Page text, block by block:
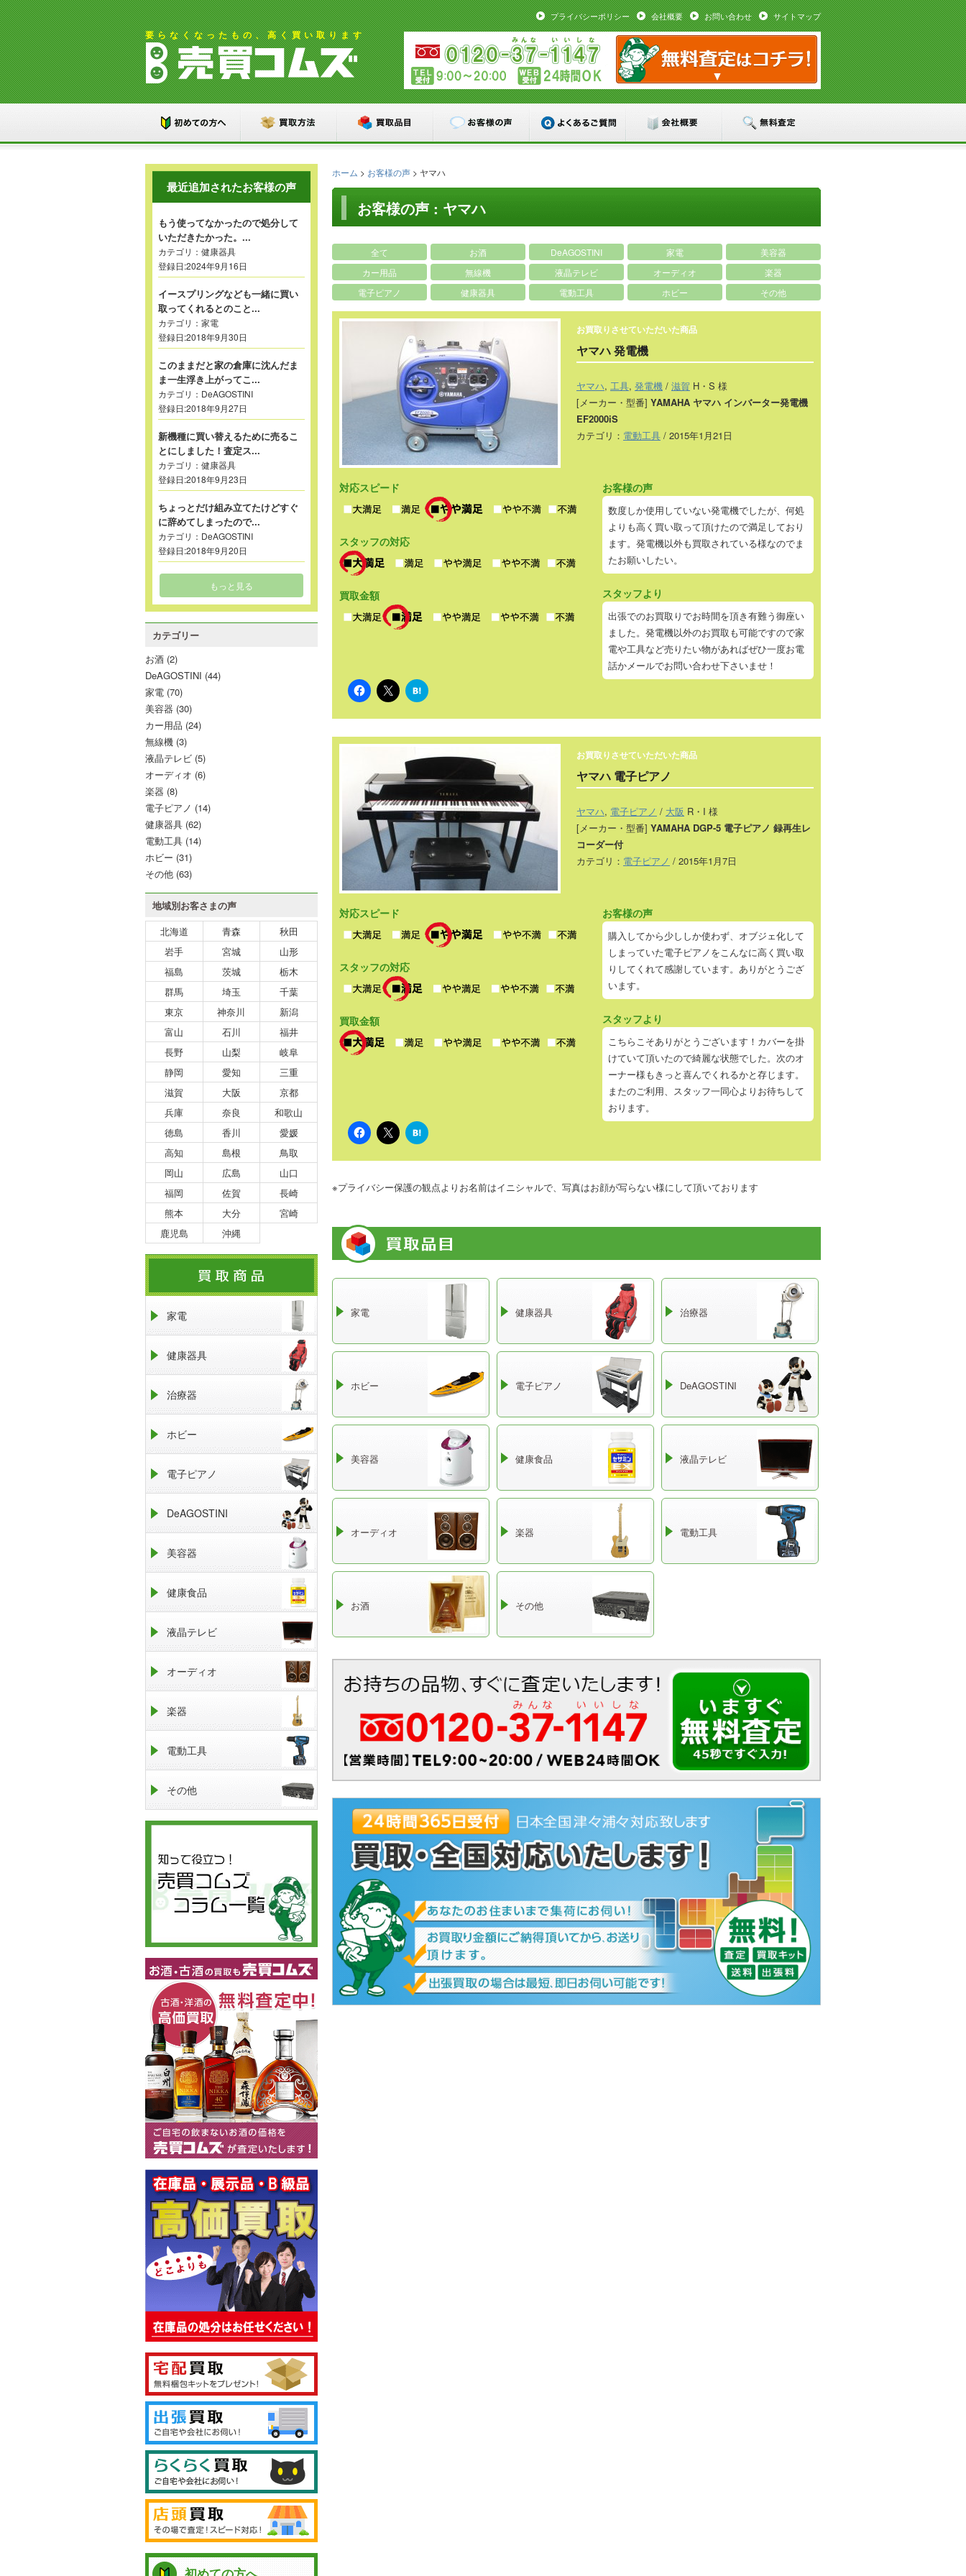
要らなくなったもの、高く買い取ります
プライバシーポリシー 会社概要 お問い合わせ サイトマップ
ホーム > お客様の声 > ヤマハ
お客様の声 : ヤマハ
全て お酒 DeAGOSTINI 家電
美容器
カー用品
無線機 液晶テレビ オーディオ
楽器
電子ピアノ
健康器具 電動工具 ホビー その他
お買取りさせていただいた商品
ヤマハ 発電機
ヤマハ, 工具, 発電機 / 滋賀 H・S 様
[メーカー・型番] YAMAHA ヤマハ インバーター発電機
EF2000iS
カテゴリ： 電動工具 / 2015年1月21日
お客様の声
数度しか使用していない発電機でしたが、何処
よりも高く買い取って頂けたので満足しており
ます。発電機以外も買取されている様なのでま
たお願いしたい。
スタッフより
出張でのお買取りでお時間を頂き有難う御座い
ました。発電機以外のお買取も可能ですので家
電や工具など売りたい物があればぜひ一度お電
話かメールでお問い合わせ下さいませ！
対応スピード
スタッフの対応
買取金額
は
て
ブ
ク
マ
ー お買取りさせていただいた商品
ヤマハ 電子ピアノ
ヤマハ, 電子ピアノ / 大阪 R・I 様
[メーカー・型番] YAMAHA DGP-5 電子ピアノ 録再生レ
コーダー付
カテゴリ： 電子ピアノ / 2015年1月7日
お客様の声
購入してから少ししか使わず、オブジェ化して
しまっていた電子ピアノをこんなに高く買い取
りしてくれて感謝しています。ありがとうござ
います。
スタッフより
こちらこそありがとうございます！カバーを掛
けていて頂いたので綺麗な状態でした。次のオ
ーナー様もきっと喜んでくれるかと存じます。
またのご利用、スタッフ一同心よりお待ちして
おります。
対応スピード
スタッフの対応
買取金額
は
て
ブ
マ
ー
※プライバシー保護の観点よりお名前はイニシャルで、写真はお顔が写らない様にして頂いております
家電 健康器具 治療器
ホビー 電子ピアノ DeAGOSTINI
美容器 健康食品 液晶テレビ
オーディオ 楽器 電動工具
お酒 その他
最近追加されたお客様の声
もう使ってなかったので処分して
いただきたかった。...
カテゴリ： 健康器具
登録日:2024年9月16日
イースプリングなども一緒に買い
取ってくれるとのこと...
カテゴリ： 家電
登録日:2018年9月30日
このままだと家の倉庫に沈んだま
ま一生浮き上がってこ...
カテゴリ： DeAGOSTINI
登録日:2018年9月27日
新機種に買い替えるために売るこ
とにしました！査定ス...
カテゴリ： 健康器具
登録日:2018年9月23日
ちょっとだけ組み立てたけどすぐ
に辞めてしまったので...
カテゴリ： DeAGOSTINI
登録日:2018年9月20日
もっと見る
カテゴリー
お酒 (2)
DeAGOSTINI (44)
家電 (70)
美容器 (30)
カー用品 (24)
無線機 (3)
液晶テレビ (5)
オーディオ (6)
楽器 (8)
電子ピアノ (14)
健康器具 (62)
電動工具 (14)
ホビー (31)
その他 (63)
地域別お客さまの声
北海道
青森
秋田
岩手
宮城
山形
福島
茨城
栃木
群馬
埼玉
千葉
東京
神奈川
新潟
富山
石川
福井
長野
山梨
岐阜
静岡
愛知
三重
滋賀
大阪
京都
兵庫
奈良
和歌山
徳島
香川
愛媛
高知
島根
鳥取
岡山
広島
山口
福岡
佐賀
長崎
熊本
大分
宮崎
鹿児島
沖縄
家電
健康器具
治療器
ホビー
電子ピアノ
DeAGOSTINI
美容器
健康食品
液晶テレビ
オーディオ
楽器
電動工具
その他